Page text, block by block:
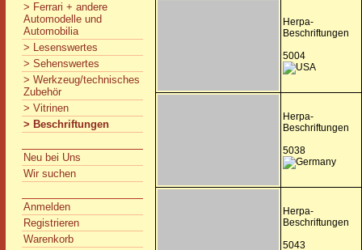
> Ferrari + andere
Automodelle und
Automobilia
> Lesenswertes
> Sehenswertes
> Werkzeug/technisches
Zubehör
> Vitrinen
> Beschriftungen
Neu bei Uns
Wir suchen
Anmelden
Registrieren
Warenkorb
Herpa-
Beschriftungen
5004
Herpa-
Beschriftungen
5038
Herpa-
Beschriftungen
5043